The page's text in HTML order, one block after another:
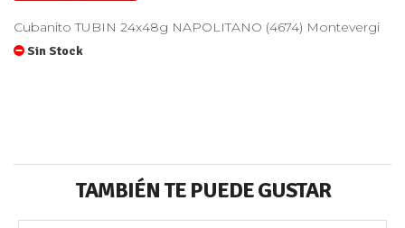
Cubanito TUBIN 24x48g NAPOLITANO (4674) Montevergi
Sin Stock
TAMBIÉN TE PUEDE GUSTAR